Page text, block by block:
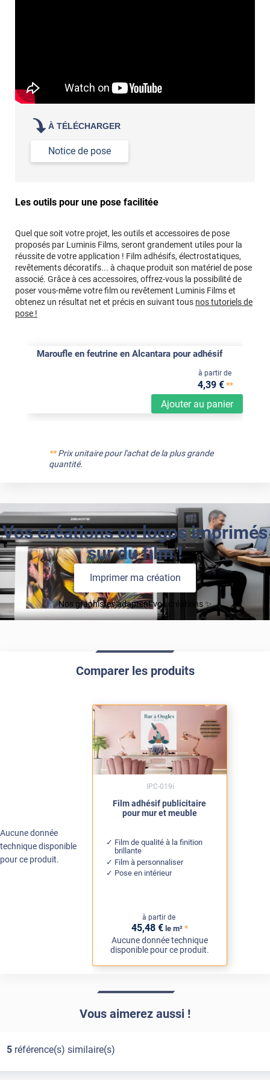
À TÉLÉCHARGER
Notice de pose
Les outils pour une pose facilitée
Quel que soit votre projet, les outils et accessoires de pose
proposés par Luminis Films, seront grandement utiles pour la
réussite de votre application ! Film adhésifs, électrostatiques,
revêtements décoratifs... à chaque produit son matériel de pose
associé. Grâce à ces accessoires, offrez-vous la possibilité de
poser vous-même votre film ou revêtement Luminis Films et
obtenez un résultat net et précis en suivant tous nos tutoriels de
pose !
Maroufle en feutrine en Alcantara pour adhésif
Ajouter au panier
à partir de
4,39 €**
**Prix unitaire pour l'achat de la plus grande
quantité.
Vos créations ou logos imprimés
sur du film !
Imprimer ma création
Nos graphistes adaptent vos créations ✨
Comparer les produits
Aucune donnée
technique disponible
pour ce produit.
Film adhésif publicitaire
pour mur et meuble
Film de qualité à la finition
brillante
Film à personnaliser
Pose en intérieur
à partir de
45,48 € le m² *
Aucune donnée technique
disponible pour ce produit.
IPC-019i
Vous aimerez aussi !
5référence(s) similaire(s)